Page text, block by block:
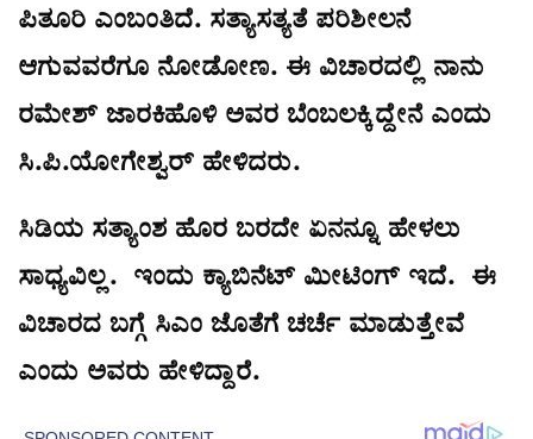
ಪಿತೂರಿ ಎಂಬಂತಿದೆ. ಸತ್ಯಾಸತ್ಯತೆ ಪರಿಶೀಲನೆ
ಆಗುವವರೆಗೂ ನೋಡೋಣ. ಈ ವಿಚಾರದಲ್ಲಿ ನಾನು
ರಮೇಶ್ ಜಾರಕಿಹೊಳಿ ಅವರ ಬೆಂಬಲಕ್ಕಿದ್ದೇನೆ ಎಂದು
ಸಿ.ಪಿ.ಯೋಗೇಶ್ವರ್ ಹೇಳಿದರು.
ಸಿಡಿಯ ಸತ್ಯಾಂಶ ಹೊರ ಬರದೇ ಏನನ್ನೂ ಹೇಳಲು
ಸಾಧ್ಯವಿಲ್ಲ. ಇಂದು ಕ್ಯಾಬಿನೆಟ್ ಮೀಟಿಂಗ್ ಇದೆ. ಈ
ವಿಚಾರದ ಬಗ್ಗೆ ಸಿಎಂ ಜೊತೆಗೆ ಚರ್ಚೆ ಮಾಡುತ್ತೇವೆ
ಎಂದು ಅವರು ಹೇಳಿದ್ದಾರೆ.